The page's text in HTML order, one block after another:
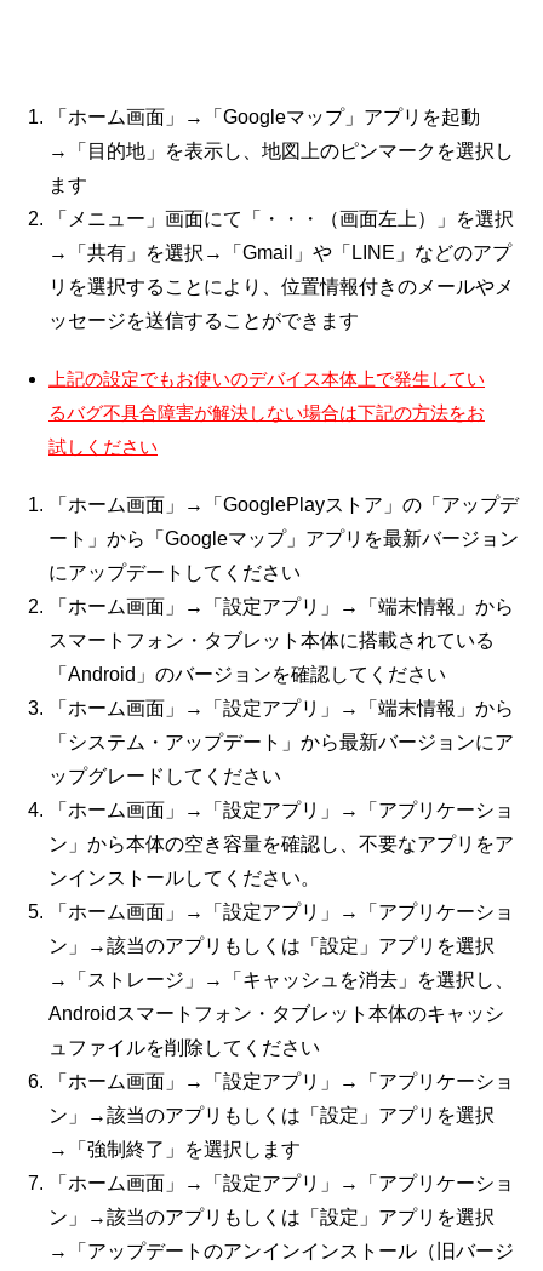
「ホーム画面」→「Googleマップ」アプリを起動
→「目的地」を表示し、地図上のピンマークを選択し
ます
「メニュー」画面にて「・・・（画面左上）」を選択
→「共有」を選択→「Gmail」や「LINE」などのアプ
リを選択することにより、位置情報付きのメールやメ
ッセージを送信することができます
上記の設定でもお使いのデバイス本体上で発生してい
るバグ不具合障害が解決しない場合は下記の方法をお
試しください
「ホーム画面」→「GooglePlayストア」の「アップデ
ート」から「Googleマップ」アプリを最新バージョン
にアップデートしてください
「ホーム画面」→「設定アプリ」→「端末情報」から
スマートフォン・タブレット本体に搭載されている
「 Android 」のバージョンを確認してください
「ホーム画面」→「設定アプリ」→「端末情報」から
「システム・アップデート」から最新バージョンにア
ップグレードしてください
「ホーム画面」→「設定アプリ」→「アプリケーショ
ン」から本体の空き容量を確認し、不要なアプリをア
ンインストールしてください。
「ホーム画面」→「設定アプリ」→「アプリケーショ
ン」→該当のアプリもしくは「設定」アプリを選択
→「ストレージ」→「キャッシュを消去」を選択し、
Android スマートフォン・タブレット本体のキャッシ
ュファイルを削除してください
「ホーム画面」→「設定アプリ」→「アプリケーショ
ン」→該当のアプリもしくは「設定」アプリを選択
→「強制終了」を選択します
「ホーム画面」→「設定アプリ」→「アプリケーショ
ン」→該当のアプリもしくは「設定」アプリを選択
→「アップデートのアンインインストール（旧バージ